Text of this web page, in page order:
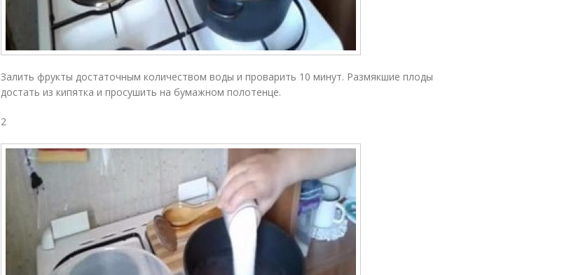
Залить фрукты достаточным количеством воды и проварить 10 минут. Размякшие плоды
достать из кипятка и просушить на бумажном полотенце.
2